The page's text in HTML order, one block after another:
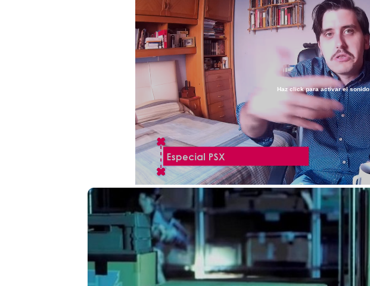
Unmute /
Loaded:
5.21%
Haz click para activar el sonido